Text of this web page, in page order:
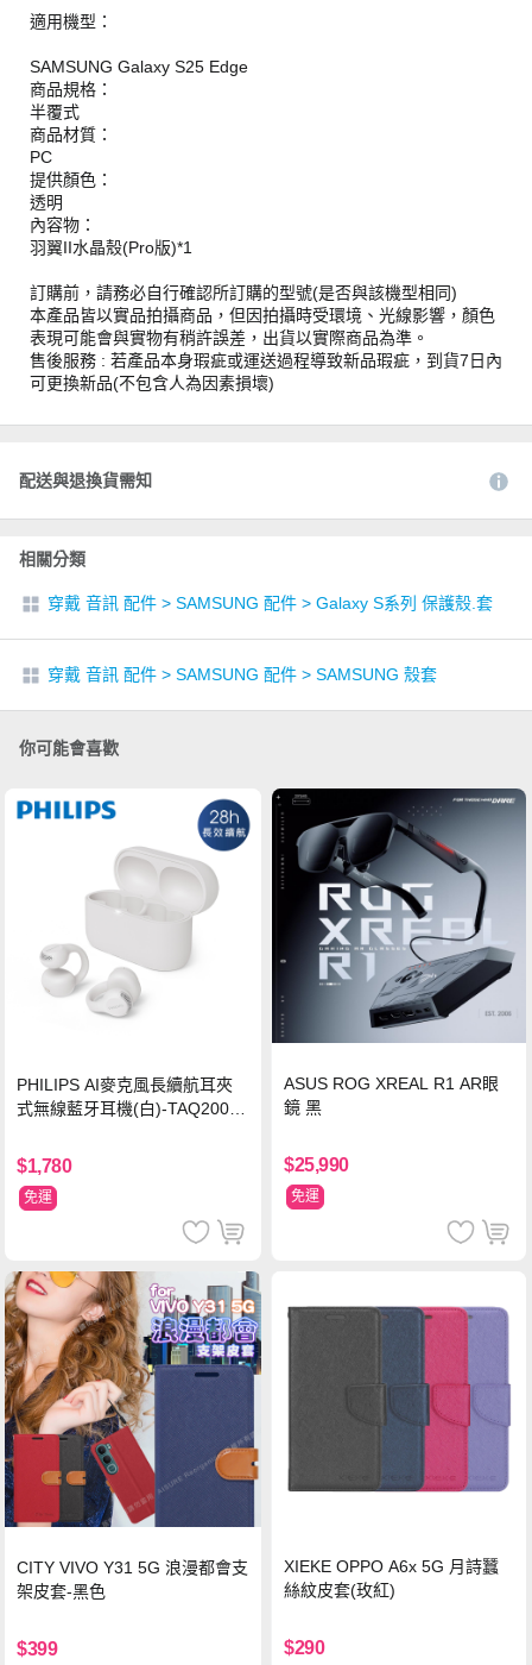
適用機型：
SAMSUNG Galaxy S25 Edge
商品規格：
半覆式
商品材質：
PC
提供顏色：
透明
內容物：
羽翼II水晶殼(Pro版)*1
訂購前，請務必自行確認所訂購的型號(是否與該機型相同)
本產品皆以實品拍攝商品，但因拍攝時受環境、光線影響，顏色
表現可能會與實物有稍許誤差，出貨以實際商品為準。
售後服務 : 若產品本身瑕疵或運送過程導致新品瑕疵，到貨7日內
可更換新品(不包含人為因素損壞)
配送與退換貨需知
相關分類
穿戴 音訊 配件 > SAMSUNG 配件 > Galaxy S系列 保護殼.套
穿戴 音訊 配件 > SAMSUNG 配件 > SAMSUNG 殼套
你可能會喜歡
PHILIPS AI麥克風長續航耳夾
式無線藍牙耳機(白)-TAQ2000
$1,780
免運
ASUS ROG XREAL R1 AR眼
鏡 黑
$25,990
免運
CITY VIVO Y31 5G 浪漫都會支
架皮套-黑色
$399
XIEKE OPPO A6x 5G 月詩蠶
絲紋皮套(玫紅)
$290